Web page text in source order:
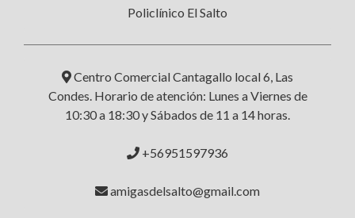
Policlínico El Salto
Centro Comercial Cantagallo local 6, Las
Condes. Horario de atención: Lunes a Viernes de
10:30 a 18:30 y Sábados de 11 a 14 horas.
+56951597936
amigasdelsalto@gmail.com